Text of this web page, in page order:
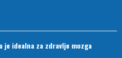
je idealna za zdravlje mozga